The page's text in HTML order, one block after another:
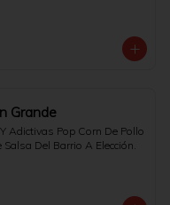
Grande
Adictivas Pop Corn De Pollo
Salsa Del Barrio A Elección.